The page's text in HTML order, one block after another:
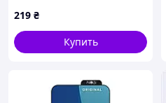
219 ₴
Купить